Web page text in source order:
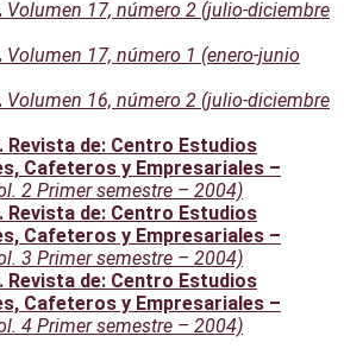
Volumen 17, número 2 (julio-diciembre
Volumen 17, número 1 (enero-junio
Volumen 16, número 2 (julio-diciembre
Revista de: Centro Estudios
Cafeteros y Empresariales –
2 Primer semestre – 2004)
Revista de: Centro Estudios
Cafeteros y Empresariales –
3 Primer semestre – 2004)
Revista de: Centro Estudios
Cafeteros y Empresariales –
4 Primer semestre – 2004)